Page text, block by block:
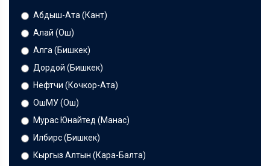
Абдыш-Ата (Кант)
Алай (Ош)
Алга (Бишкек)
Дордой (Бишкек)
Нефтчи (Кочкор-Ата)
ОшМУ (Ош)
Мурас Юнайтед (Манас)
Илбирс (Бишкек)
Кыргыз Алтын (Кара-Балта)